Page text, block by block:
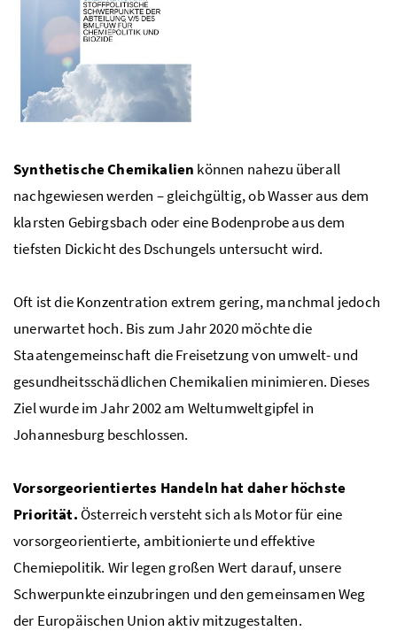
Synthetische Chemikalien können nahezu überall
nachgewiesen werden – gleichgültig, ob Wasser aus dem
klarsten Gebirgsbach oder eine Bodenprobe aus dem
tiefsten Dickicht des Dschungels untersucht wird.
Oft ist die Konzentration extrem gering, manchmal jedoch
unerwartet hoch. Bis zum Jahr 2020 möchte die
Staatengemeinschaft die Freisetzung von umwelt- und
gesundheitsschädlichen Chemikalien minimieren. Dieses
Ziel wurde im Jahr 2002 am Weltumweltgipfel in
Johannesburg beschlossen.
Vorsorgeorientiertes Handeln hat daher höchste
Priorität. Österreich versteht sich als Motor für eine
vorsorgeorientierte, ambitionierte und effektive
Chemiepolitik. Wir legen großen Wert darauf, unsere
Schwerpunkte einzubringen und den gemeinsamen Weg
der Europäischen Union aktiv mitzugestalten.